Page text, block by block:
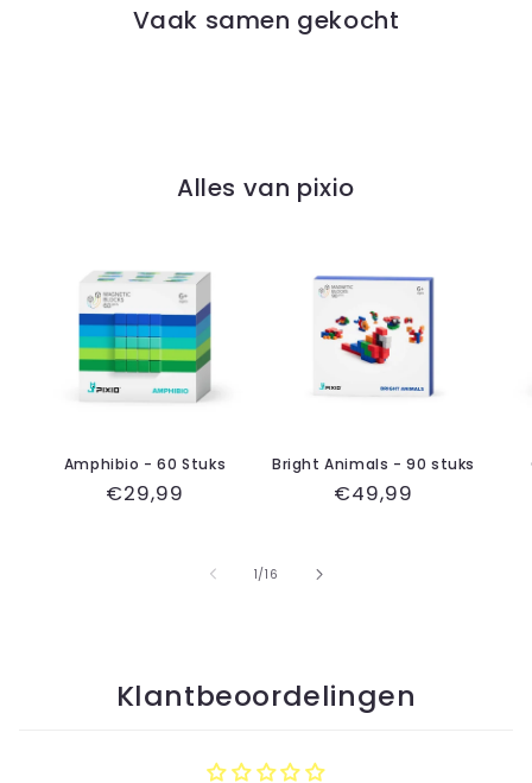
Vaak samen gekocht
Alles van pixio
Amphibio - 60 Stuks
Normale
€29,99
Bright Animals - 90 stuks
Normale
€49,99
1/van
16
Klantbeoordelingen